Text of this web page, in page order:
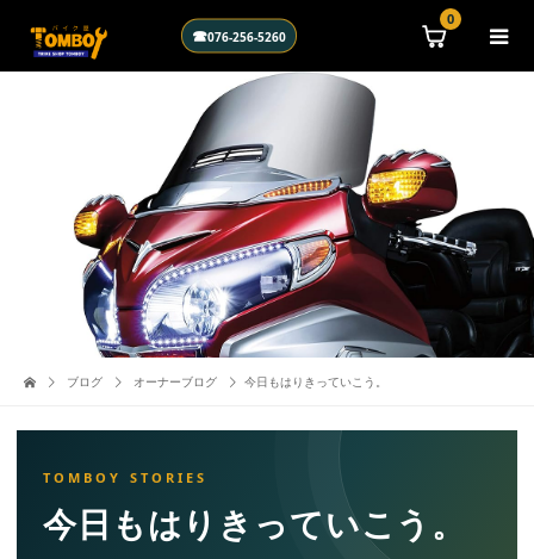
0
☎076-256-5260
ブログ オーナーブログ 今日もはりきっていこう。
今日もはりきっていこう。